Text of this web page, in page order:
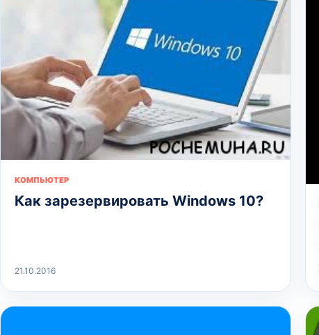
КОМПЬЮТЕР
Как зарезервировать Windows 10?
21.10.2016